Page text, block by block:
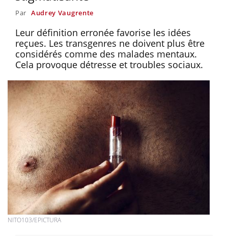
Par Audrey Vaugrente
Leur définition erronée favorise les idées
reçues. Les transgenres ne doivent plus être
considérés comme des malades mentaux.
Cela provoque détresse et troubles sociaux.
NITO103/EPICTURA